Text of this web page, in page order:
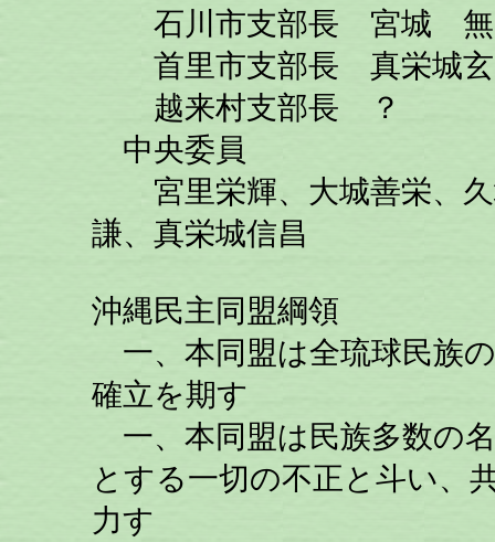
石川市支部長 宮城 無
首里市支部長 真栄城玄
越来村支部長 ？
中央委員
宮里栄輝、大城善栄、久
謙、真栄城信昌
沖縄民主同盟綱領
一、本同盟は全琉球民族
確立を期す
一、本同盟は民族多数の
とする一切の不正と斗い、
力す